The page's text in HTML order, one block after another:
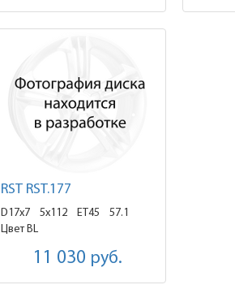
RST RST.177
D17x7 5x112 ET45
57.1
Цвет BL
11 030 руб.